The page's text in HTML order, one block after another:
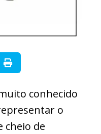
conhecido
o
cheio de